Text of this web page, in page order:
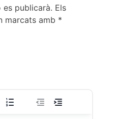
es publicarà. Els
marcats amb *